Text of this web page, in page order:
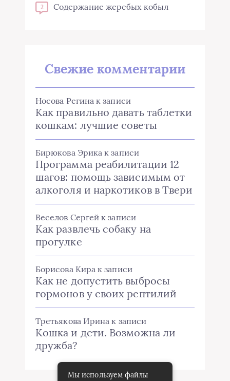
2 Содержание жеребых кобыл
Свежие комментарии
Носова Регина к записи
Как правильно давать таблетки
кошкам: лучшие советы
Бирюкова Эрика к записи
Программа реабилитации 12
шагов: помощь зависимым от
алкоголя и наркотиков в Твери
Веселов Сергей к записи
Как развлечь собаку на
прогулке
Борисова Кира к записи
Как не допустить выбросы
гормонов у своих рептилий
Третьякова Ирина к записи
Кошка и дети. Возможна ли
дружба?
Мы используем файлы